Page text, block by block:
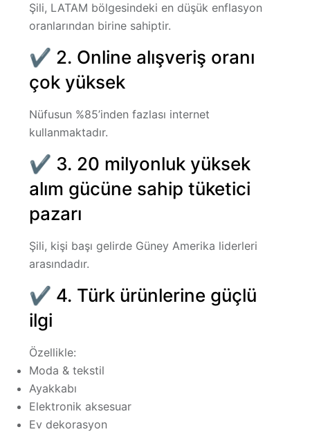
Şili, LATAM bölgesindeki en düşük enflasyon
oranlarından birine sahiptir.
✔ 2. Online alışveriş oranı
çok yüksek
Nüfusun %85’inden fazlası internet
kullanmaktadır.
✔ 3. 20 milyonluk yüksek
alım gücüne sahip tüketici
pazarı
Şili, kişi başı gelirde Güney Amerika liderleri
arasındadır.
✔ 4. Türk ürünlerine güçlü
ilgi
Özellikle:
Moda & tekstil
Ayakkabı
Elektronik aksesuar
Ev dekorasyon